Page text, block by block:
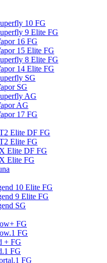
10 FG
9 Elite FG
16 FG
15 Elite FG
8 Elite FG
14 Elite FG
SG
SG
AG
AG
17 FG
Elite DF FG
Elite FG
Elite DF FG
Elite FG
10 Elite FG
9 Elite FG
SG
FG
FG
+ FG
FG
FG